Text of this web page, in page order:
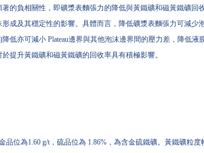
的負相關性，即礦漿表麵張力的降低與黃鐵礦和磁黃鐵礦回
成及其穩定性的影響。具體而言，降低礦漿表麵張力可減少
低亦可減小 Plateau邊界與其他泡沫邊界間的壓力差，降低
提升黃鐵礦和磁黃鐵礦的回收率具有積極影響。
品位為1.60 g/t，硫品位為 1.86%，為含金硫鐵礦。黃鐵礦粒